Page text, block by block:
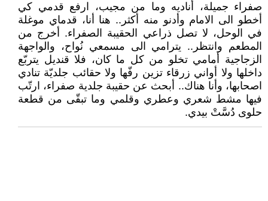
صفراء جميلة، أُناديه وما من مجيب، ارفع قدمي كي
أخطو الى الامام وأدنو منه أكثر.. هنا أنا، قدماي موغلة
في الوحل، لا تصل ذراعي الحقيبة الصفراء. أخرج من
المطعم وانتظر.. يترامي الى مسمعي نُواح، والواجهة
الزجاجية أمامي تخلو من كل ما كان، فلا قنديل يتربّع
داخلها ولا أواني زرقاء تزين رفّها ولا حقائب جلديّة تنادي
اصحابها، وأنا هناك.. أبحث عن حقيبة جلدية صفراء، ارتّب
فيها مشط شعري وعطري وقلمي وما تبقّى من قطعة
حلوى دُسَّتْ بيدي.